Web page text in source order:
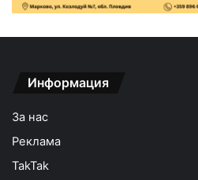
Информация
За нас
Реклама
TakTak